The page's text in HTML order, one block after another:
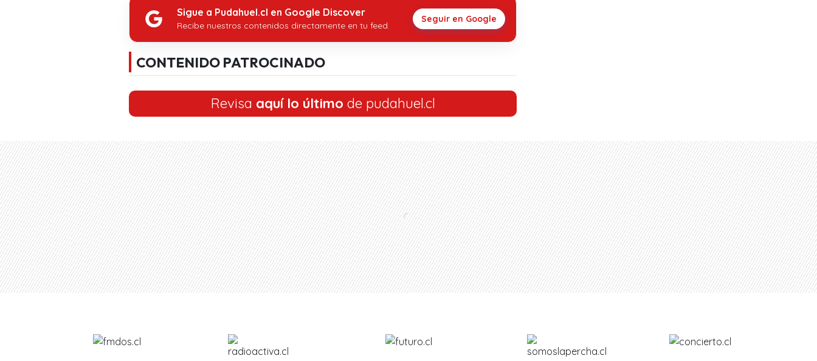
Sigue a Pudahuel.cl en Google Discover
Recibe nuestros contenidos directamente en tu feed.
Seguir en Google
CONTENIDO PATROCINADO
Revisa aquí lo último de pudahuel.cl